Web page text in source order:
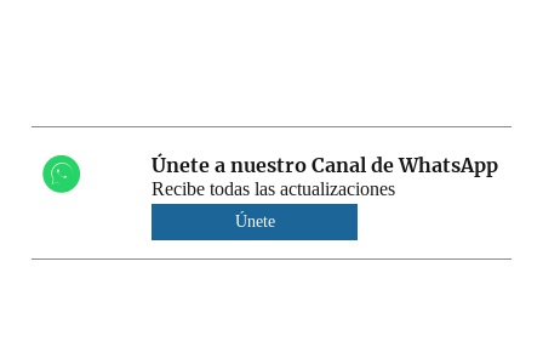
Únete a nuestro Canal de WhatsApp
Recibe todas las actualizaciones
Únete